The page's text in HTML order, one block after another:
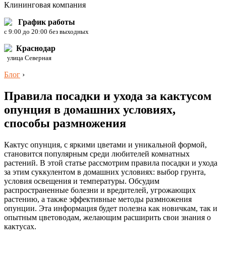
Клининговая компания
График работы
c 9:00 до 20:00 без выходных
Краснодар
улица Северная
Блог ›
Правила посадки и ухода за кактусом
опунция в домашних условиях,
способы размножения
Кактус опунция, с яркими цветами и уникальной формой,
становится популярным среди любителей комнатных
растений. В этой статье рассмотрим правила посадки и ухода
за этим суккулентом в домашних условиях: выбор грунта,
условия освещения и температуры. Обсудим
распространенные болезни и вредителей, угрожающих
растению, а также эффективные методы размножения
опунции. Эта информация будет полезна как новичкам, так и
опытным цветоводам, желающим расширить свои знания о
кактусах.